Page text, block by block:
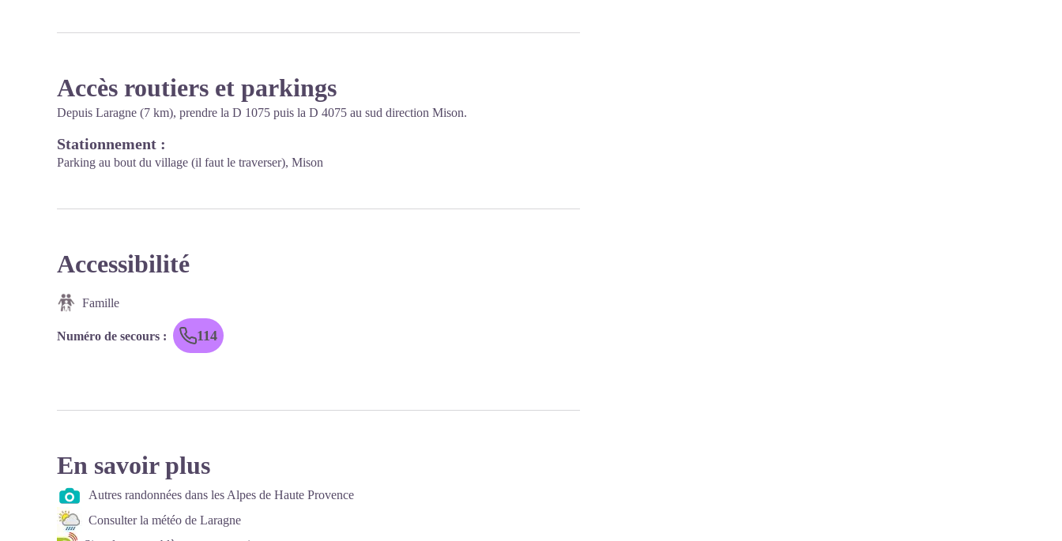
Accès routiers et parkings
Depuis Laragne (7 km), prendre la D 1075 puis la D 4075 au sud direction Mison.
Stationnement :
Parking au bout du village (il faut le traverser), Mison
Accessibilité
Famille
Numéro de secours : 114
En savoir plus
Autres randonnées dans les Alpes de Haute Provence
Consulter la météo de Laragne